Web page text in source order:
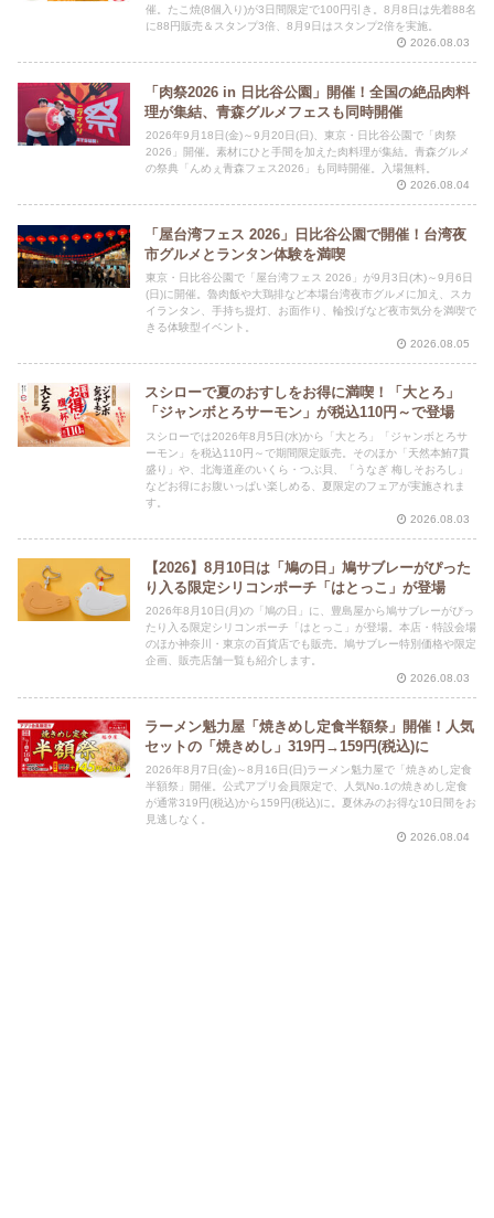
催。たこ焼(8個入り)が3日間限定で100円引き。8月8日は先着88名
に88円販売＆スタンプ3倍、8月9日はスタンプ2倍を実施。
2026.08.03
「肉祭2026 in 日比谷公園」開催！全国の絶品肉料
理が集結、青森グルメフェスも同時開催
2026年9月18日(金)～9月20日(日)、東京・日比谷公園で「肉祭
2026」開催。素材にひと手間を加えた肉料理が集結。青森グルメ
の祭典「んめぇ青森フェス2026」も同時開催。入場無料。
2026.08.04
「屋台湾フェス 2026」日比谷公園で開催！台湾夜
市グルメとランタン体験を満喫
東京・日比谷公園で「屋台湾フェス 2026」が9月3日(木)～9月6日
(日)に開催。魯肉飯や大鶏排など本場台湾夜市グルメに加え、スカ
イランタン、手持ち提灯、お面作り、輪投げなど夜市気分を満喫で
きる体験型イベント。
2026.08.05
スシローで夏のおすしをお得に満喫！「大とろ」
「ジャンボとろサーモン」が税込110円～で登場
スシローでは2026年8月5日(水)から「大とろ」「ジャンボとろサ
ーモン」を税込110円～で期間限定販売。そのほか「天然本鮪7貫
盛り」や、北海道産のいくら・つぶ貝、「うなぎ 梅しそおろし」
などお得にお腹いっぱい楽しめる、夏限定のフェアが実施されま
す。
2026.08.03
【2026】8月10日は「鳩の日」鳩サブレーがぴった
り入る限定シリコンポーチ「はとっこ」が登場
2026年8月10日(月)の「鳩の日」に、豊島屋から鳩サブレーがぴっ
たり入る限定シリコンポーチ「はとっこ」が登場。本店・特設会場
のほか神奈川・東京の百貨店でも販売。鳩サブレー特別価格や限定
企画、販売店舗一覧も紹介します。
2026.08.03
ラーメン魁力屋「焼きめし定食半額祭」開催！人気
セットの「焼きめし」319円→159円(税込)に
2026年8月7日(金)～8月16日(日)ラーメン魁力屋で「焼きめし定食
半額祭」開催。公式アプリ会員限定で、人気No.1の焼きめし定食
が通常319円(税込)から159円(税込)に。夏休みのお得な10日間をお
見逃しなく。
2026.08.04